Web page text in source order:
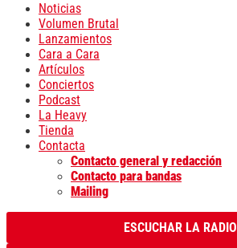
Noticias
Volumen Brutal
Lanzamientos
Cara a Cara
Artículos
Conciertos
Podcast
La Heavy
Tienda
Contacta
Contacto general y redacción
Contacto para bandas
Mailing
ESCUCHAR LA RADIO